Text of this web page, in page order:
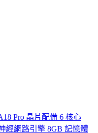
Pro 晶片配備 6 核心
經網路引擎 8GB 記憶體